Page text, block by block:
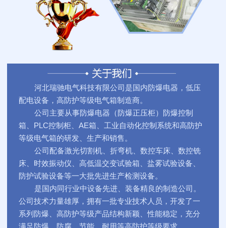
河北瑞驰电气科技有限公司是国内防爆电器，低压
配电设备，高防护等级电气箱制造商。
公司主要从事防爆电器（防爆正压柜）防爆控制
箱、PLC控制柜、AE箱、工业自动化控制系统和高防护
等级电气箱的研发、生产和销售。
公司配备激光切割机、折弯机、数控车床、数控铣
床、时效振动仪、高低温交变试验箱、盐雾试验设备、
防护试验设备等一大批先进生产检测设备。
是国内同行业中设备先进、装备精良的制造公司。
公司技术力量雄厚，拥有一批专业技术人员，开发了一
系列防爆、高防护等级产品结构新颖、性能稳定，充分